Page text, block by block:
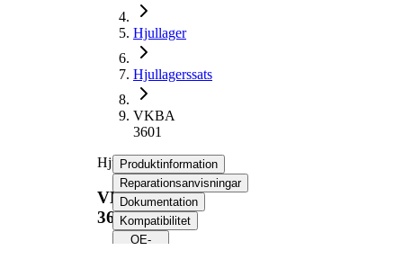
Hjullager
Hjullagerssats
VKBA
3601
Hjullagerssats
VKBA
3601
Produktinformation
Reparationsanvisningar
Dokumentation
Kompatibilitet
OE-